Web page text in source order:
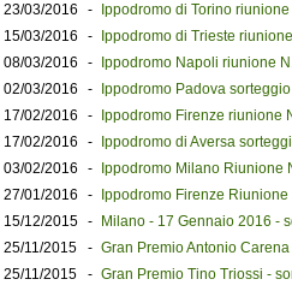
23/03/2016
-
Ippodromo di Torino
15/03/2016
-
Ippodromo di Trieste
08/03/2016
-
Ippodromo Napoli riunione
02/03/2016
-
Ippodromo Padova
17/02/2016
-
Ippodromo Firenze riunione
17/02/2016
-
Ippodromo di Aversa
03/02/2016
-
Ippodromo Milano Riunione
27/01/2016
-
Ippodromo Firenze
15/12/2015 -
Milano - 17 Gennaio 2016 -
25/11/2015
- Gran Premio Antonio
25/11/2015
- Gran Premio Tino Triossi -